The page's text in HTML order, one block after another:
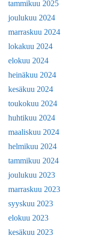
tammikuu 2025
joulukuu 2024
marraskuu 2024
lokakuu 2024
elokuu 2024
heinäkuu 2024
kesäkuu 2024
toukokuu 2024
huhtikuu 2024
maaliskuu 2024
helmikuu 2024
tammikuu 2024
joulukuu 2023
marraskuu 2023
syyskuu 2023
elokuu 2023
kesäkuu 2023